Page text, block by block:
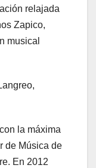
relajada
Zapico,
musical
la máxima
de Música de
En 2012